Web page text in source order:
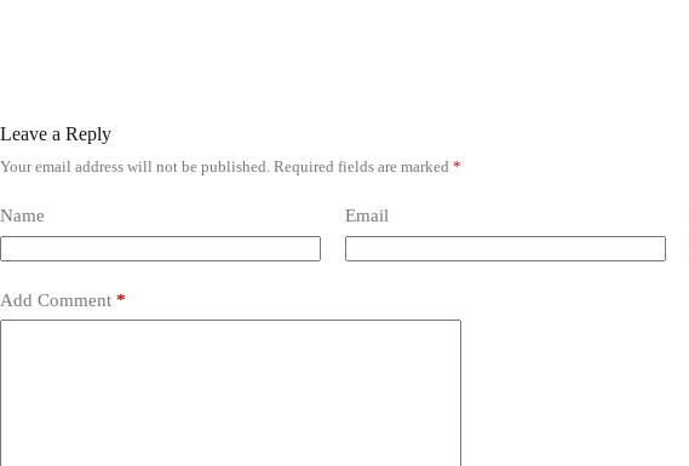
Leave a Reply
Your email address will not be published. Required fields are marked *
Name Email
Add Comment *